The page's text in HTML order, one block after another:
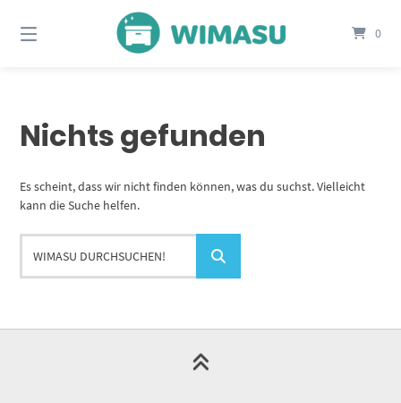
zum
Inhalt
0
Nichts gefunden
Es scheint, dass wir nicht finden können, was du suchst. Vielleicht
kann die Suche helfen.
WIMASU
durchsuchen!